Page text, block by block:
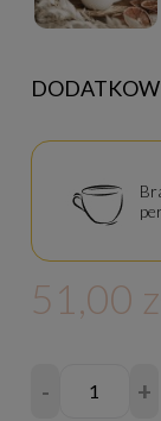
51,00
- +